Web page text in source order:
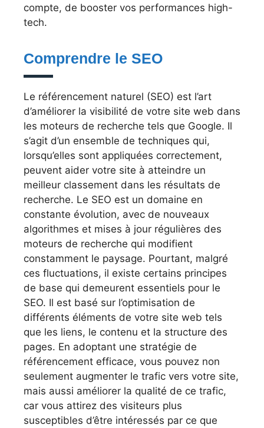
compte, de booster vos performances high-
tech.
Comprendre le SEO
Le référencement naturel (SEO) est l’art
d’améliorer la visibilité de votre site web dans
les moteurs de recherche tels que Google. Il
s’agit d’un ensemble de techniques qui,
lorsqu’elles sont appliquées correctement,
peuvent aider votre site à atteindre un
meilleur classement dans les résultats de
recherche. Le SEO est un domaine en
constante évolution, avec de nouveaux
algorithmes et mises à jour régulières des
moteurs de recherche qui modifient
constamment le paysage. Pourtant, malgré
ces fluctuations, il existe certains principes
de base qui demeurent essentiels pour le
SEO. Il est basé sur l’optimisation de
différents éléments de votre site web tels
que les liens, le contenu et la structure des
pages. En adoptant une stratégie de
référencement efficace, vous pouvez non
seulement augmenter le trafic vers votre site,
mais aussi améliorer la qualité de ce trafic,
car vous attirez des visiteurs plus
susceptibles d’être intéressés par ce que